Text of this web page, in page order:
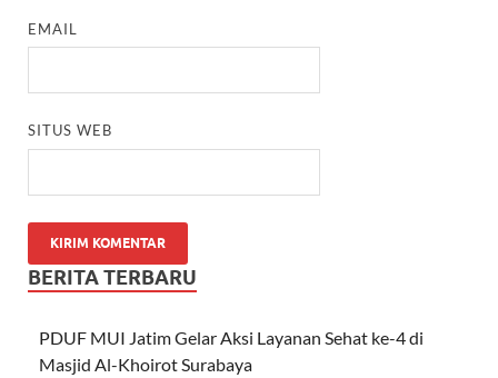
EMAIL
SITUS WEB
BERITA TERBARU
PDUF MUI Jatim Gelar Aksi Layanan Sehat ke-4 di
Masjid Al-Khoirot Surabaya